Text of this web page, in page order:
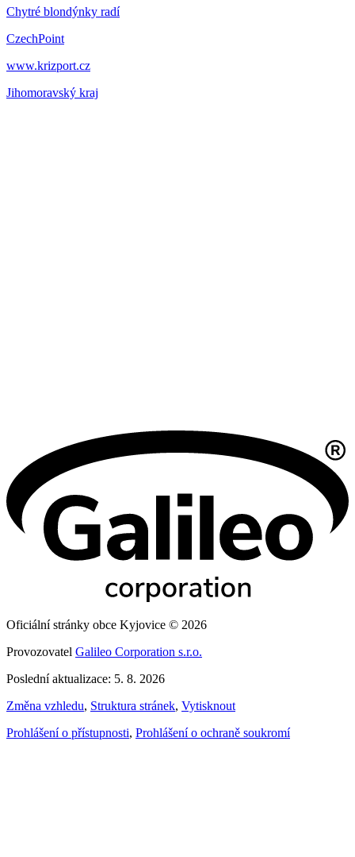
Chytré blondýnky radí
CzechPoint
www.krizport.cz
Jihomoravský kraj
Oficiální stránky obce Kyjovice © 2026
Provozovatel Galileo Corporation s.r.o.
Poslední aktualizace: 5. 8. 2026
Změna vzhledu, Struktura stránek, Vytisknout
Prohlášení o přístupnosti, Prohlášení o ochraně soukromí